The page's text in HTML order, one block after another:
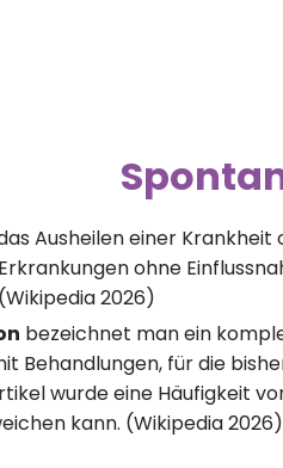
Ausheilen einer
ohne
2026)
bezeichnet man ein
Behandlungen, für die
wurde eine Häufigkeit
kann. (Wikipedia 2026)